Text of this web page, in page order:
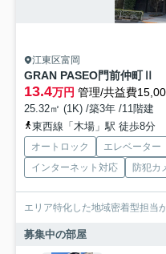
江東区富岡
GRAN PASEO門前仲町Ⅱ
13.4万円 管理/共益費
25.32㎡ (1K) /築3年 /11階建
東西線「木場」駅 徒歩8分
オートロック エレベーター
インターネット対応
防犯カ
エリア特化した地域密着型担当
募集中の部屋